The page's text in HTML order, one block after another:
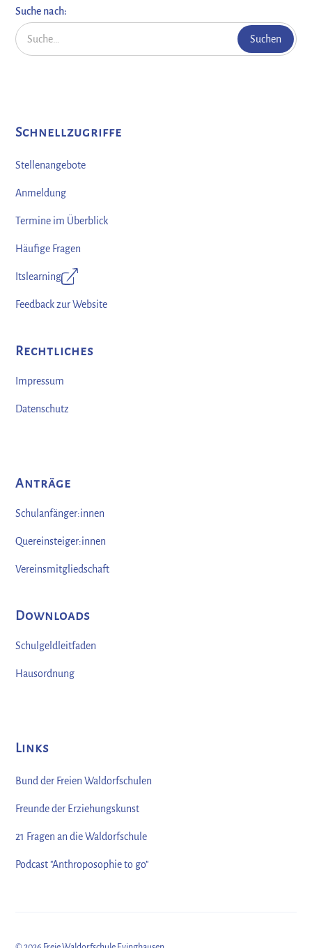
Suche nach:
Schnellzugriffe
Stellenangebote
Anmeldung
Termine im Überblick
Häufige Fragen
Itslearning
Feedback zur Website
Rechtliches
Impressum
Datenschutz
Anträge
Schulanfänger:innen
Quereinsteiger:innen
Vereinsmitgliedschaft
Downloads
Schulgeldleitfaden
Hausordnung
Links
Bund der Freien Waldorfschulen
Freunde der Erziehungskunst
21 Fragen an die Waldorfschule
Podcast "Anthroposophie to go"